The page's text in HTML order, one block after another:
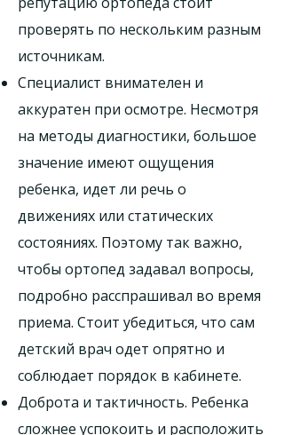
проверять по нескольким разным
источникам.
Специалист внимателен и
аккуратен при осмотре. Несмотря
на методы диагностики, большое
значение имеют ощущения
ребенка, идет ли речь о
движениях или статических
состояниях. Поэтому так важно,
чтобы ортопед задавал вопросы,
подробно расспрашивал во время
приема. Стоит убедиться, что сам
детский врач одет опрятно и
соблюдает порядок в кабинете.
Доброта и тактичность. Ребенка
сложнее успокоить и расположить